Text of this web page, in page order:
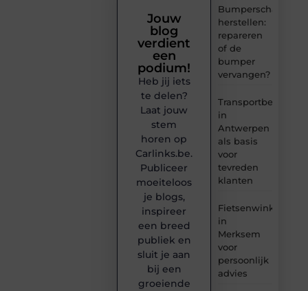
Bumperschade
herstellen:
repareren
of de
bumper
vervangen?
Transportbedrijf
in
Antwerpen
als basis
voor
tevreden
klanten
Fietsenwinkel
in
Merksem
voor
persoonlijk
advies
Jouw
blog
verdient
een
podium!
Heb jij iets
te delen?
Laat jouw
stem
horen op
Carlinks.be.
Publiceer
moeiteloos
je blogs,
inspireer
een breed
publiek en
sluit je aan
bij een
groeiende